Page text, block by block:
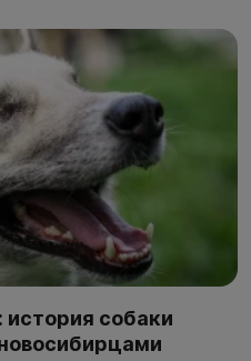
история собаки